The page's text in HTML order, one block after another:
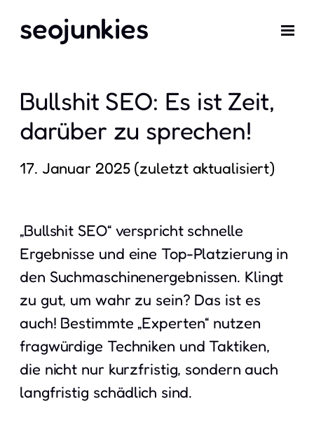
seojunkies
Bullshit SEO: Es ist Zeit,
darüber zu sprechen!
17. Januar 2025
„Bullshit SEO“ verspricht schnelle
Ergebnisse und eine Top-Platzierung in
den Suchmaschinenergebnissen. Klingt
zu gut, um wahr zu sein? Das ist es
auch! Bestimmte „Experten“ nutzen
fragwürdige Techniken und Taktiken,
die nicht nur kurzfristig, sondern auch
langfristig schädlich sind.